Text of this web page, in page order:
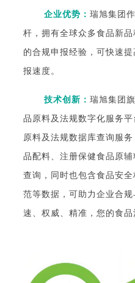
企业优势： 瑞旭集团
杆，拥有全球众多食品新
的合规申报经验，可快速
报速度。
技术创新： 瑞旭集团
品原料及法规数字化服务
原料及法规数据库查询服
品配料、注册保健食品原
查询，同时也包含食品安
范等数据，可助力企业合
速、权威、精准，您的食品